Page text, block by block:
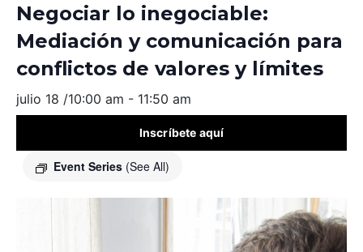
Negociar lo inegociable:
Mediación y comunicación para
conflictos de valores y límites
julio 18 /10:00 am - 11:50 am
Event Series (See All)
Inscríbete aquí